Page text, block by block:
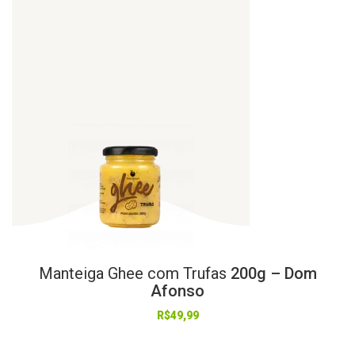
Manteiga Ghee com Trufas 200g – Dom
Afonso
R$49,99